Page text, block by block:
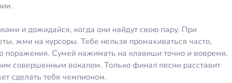
и дожидайся, когда они найдут свою пару. При
жми на курсоры. Тебе нельзя промахиваться часто,
поражения. Сумей нажимать на клавиши точно и вовремя,
совершенным вокалом. Только финал песни расставит
сделать тебя чемпионом.